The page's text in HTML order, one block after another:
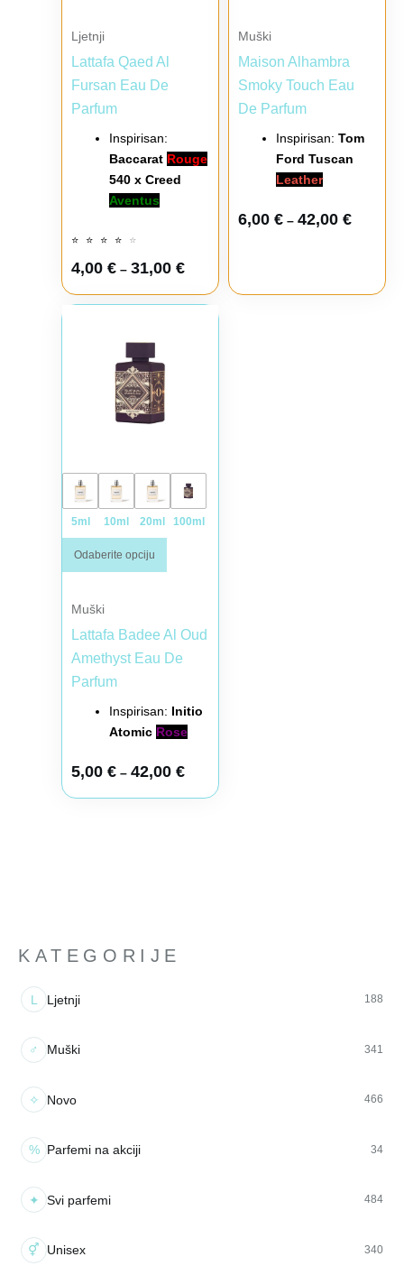
KATEGORIJE
L Ljetnji 188
♂ Muški 341
✧ Novo 466
% Parfemi na akciji 34
✦ Svi parfemi 484
⚥ Unisex 340
Ljetnji
Lattafa Qaed Al
Fursan Eau De
Parfum
Inspirisan:
Baccarat Rouge
540 x Creed
Aventus
⭐ ⭐ ⭐ ⭐ ⭐
4,00 € – 31,00 €
Muški
Maison Alhambra
Smoky Touch Eau
De Parfum
Inspirisan: Tom
Ford Tuscan
Leather
6,00 € – 42,00 €
5ml 10ml 20ml 100ml
Odaberite opciju
Muški
Lattafa Badee Al Oud
Amethyst Eau De
Parfum
Inspirisan: Initio
Atomic Rose
5,00 € – 42,00 €
Raspon cena: od 5,00 € do 42,00 €
Ovaj proizvod ima više varijanti. Opcije mogu biti